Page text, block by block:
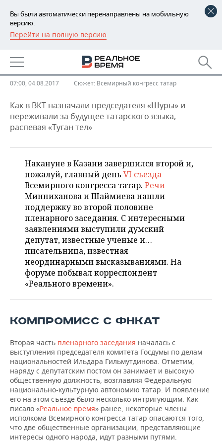
Вы были автоматически перенаправлены на мобильную
версию.
Перейти на полную версию
РЕГИОНЫ
БАШКОРТОСТАН
ТАТАРСТАН
УДМУРТИЯ
НОВОСТИ
АНАЛИТИКА
НОВОСТИ АНАЛИТИКИ
ДЕКЛАРАЦИИ О ДОХОДАХ
КОРОЛИ ГОСЗАКАЗА ПФО
ВУЗЫ ТАТАРСТАНА
КОМУ ПРИНАДЛЕЖАТ
ТАТАРСТАНА
ЭКОНОМИКА
НОВОСТИ ЭКОНОМИКИ
ФИНАНСЫ
БАНКИ
БЮДЖЕТ
ИНВЕСТИЦИИ
ПРОМЫШЛЕННОСТЬ
НОВОСТИ
АГРОПРОМ
НЕФТЕХИМИЯ
НЕФТЬ
ОПК
НЕДВИЖИМОСТЬ
НОВОСТИ НЕДВИЖИМОСТИ
АВТО
НОВОСТИ АВТО
БИЗНЕС
НОВОСТИ БИЗНЕСА
РОЗНИЧНАЯ ТОРГОВЛЯ
ТРАНСПОРТ
УСЛУГИ
ТЕХНОЛОГИИ
НОВОСТИ ТЕХНОЛОГИЙ
МЕДИА
МЕРОПРИЯТИЯ
НОВОСТИ МЕРОПРИЯТИЙ
ВЫЕЗДНАЯ РЕДАКЦИЯ
ОТКРЫТАЯ ЛЕКЦИЯ
СПОРТ
НОВОСТИ СПОРТА
БАСКЕТБОЛ
ВОЛЕЙБОЛ
КИБЕРСПОРТ
ФИГУРНОЕ КАТАНИЕ
ОБЩЕСТВО
ИНФРАСТРУКТУРА
ИСТОРИЯ
КУЛЬТУРА
МЕДИЦИНА
СПРАВОЧНИК
СПИСОК ПЕРСОН
СПИСОК КОМПАНИЙ
ПОЛНАЯ ВЕРСИЯ
непросто...»
07:00, 04.08.2017 Сюжет: Всемирный конгресс татар
Как в ВКТ назначали председателя «Шуры» и
переживали за будущее татарского языка,
распевая «Туган тел»
Накануне в Казани завершился второй и,
пожалуй, главный день VI съезда
Всемирного конгресса татар. Речи
Минниханова и Шаймиева нашли
поддержку во второй половине
пленарного заседания. С интересными
заявлениями выступили думский
депутат, известные ученые и…
писательница, известная
неординарными высказываниями. На
форуме побывал корреспондент
«Реального времени».
КОМПРОМИСС С ФНКАТ
Вторая часть пленарного заседания началась с
выступления председателя комитета Госдумы по делам
национальностей Ильдара Гильмутдинова. Отметим,
наряду с депутатским постом он занимает и высокую
общественную должность, возглавляя Федеральную
национально-культурную автономию татар. И появление
его на этом съезде было несколько интригующим. Как
писало «Реальное время» ранее, некоторые члены
исполкома Всемирного конгресса татар опасаются того,
что две общественные организации, представляющие
интересы одного народа, идут разными путями.